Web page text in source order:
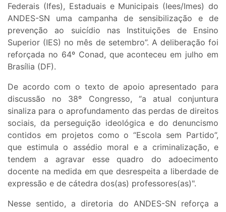
Federais (Ifes), Estaduais e Municipais (Iees/Imes) do
ANDES-SN uma campanha de sensibilização e de
prevenção ao suicídio nas Instituições de Ensino
Superior (IES) no mês de setembro”. A deliberação foi
reforçada no 64º Conad, que aconteceu em julho em
Brasília (DF).
De acordo com o texto de apoio apresentado para
discussão no 38º Congresso, “a atual conjuntura
sinaliza para o aprofundamento das perdas de direitos
sociais, da perseguição ideológica e do denuncismo
contidos em projetos como o “Escola sem Partido”,
que estimula o assédio moral e a criminalização, e
tendem a agravar esse quadro do adoecimento
docente na medida em que desrespeita a liberdade de
expressão e de cátedra dos(as) professores(as)".
Nesse sentido, a diretoria do ANDES-SN reforça a